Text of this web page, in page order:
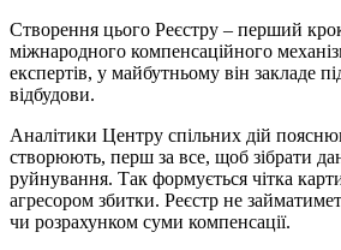
Створення цього Реєстру – перший
міжнародного компенсаційного
експертів, у майбутньому він закладе
відбудови.
Аналітики Центру спільних дій
створюють, перш за все, щоб зібрати
руйнування. Так формується чітка
агресором збитки. Реєстр не
чи розрахунком суми компенсації.